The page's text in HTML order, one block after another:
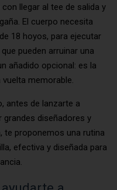
llegar al tee de salida y
El cuerpo necesita
18 hoyos, para ejecutar
pueden arruinar una
añadido opcional: es la
memorable.
antes de lanzarte a
diseñadores y
te proponemos una rutina
efectiva y diseñada para